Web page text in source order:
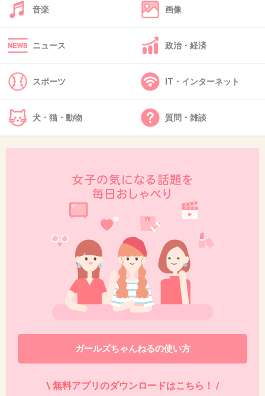
45. 匿名 2014/10/17(金) 11:18:11
アイドルあがりだから色々言われるけど
今の女優さんの中にはアイドルあがりの人もい
これからがんばって、いい女優さんになってい
けばいいと思うけどなぁ
秋元さんの愛人で早く卒業させたかった、って
２ちゃんねるで書いてあったけどまじ？
だとしたら大根役者なのにこれだけオファーが
くるなんて凄いね
+129
音楽 画像
ニュース 政治・経済
スポーツ IT・インターネット
犬・猫・動物 質問・雑談
ガールズちゃんねるの使い方
\ 無料アプリのダウンロードはこちら！ /